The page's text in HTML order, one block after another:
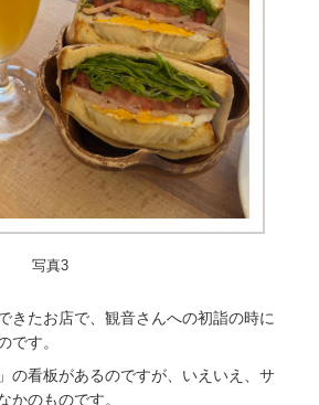
写真3
きたお店で、観音さんへの初詣の時に
です。
の看板があるのですが、いえいえ、サ
かのものです。